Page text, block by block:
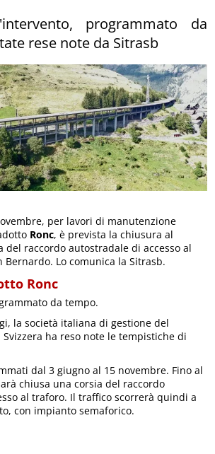
programmato da
rese note da Sitrasb
per lavori di manutenzione
Ronc, è prevista la chiusura al
del raccordo autostradale di accesso al
Bernardo. Lo comunica la Sitrasb.
Ronc
da tempo.
la società italiana di gestione del
ha reso note le tempistiche di
dal 3 giugno al 15 novembre. Fino al
chiusa una corsia del raccordo
al traforo. Il traffico scorrerà quindi a
con impianto semaforico.